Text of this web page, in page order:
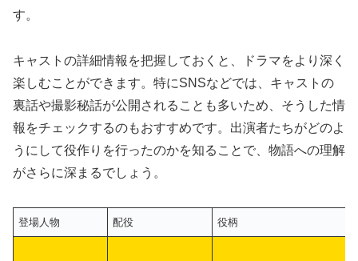
す。
キャストの詳細情報を把握しておくと、ドラマをより深く
楽しむことができます。特にSNSなどでは、キャストの
裏話や撮影秘話が公開されることも多いため、そうした情
報をチェックするのもおすすめです。出演者たちがどのよ
うにして役作りを行ったのかを知ることで、物語への理解
がさらに深まるでしょう。
登場人物 配役 役柄